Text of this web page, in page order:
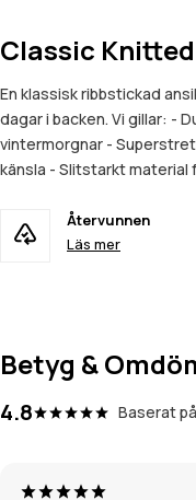
Classic Knitted
En klassisk ribbstickad
dagar i backen. Vi gillar: -
vintermorgnar -
känsla - Slitstarkt material
Återvunnen
Läs mer
Betyg &
4.8 Baserat på